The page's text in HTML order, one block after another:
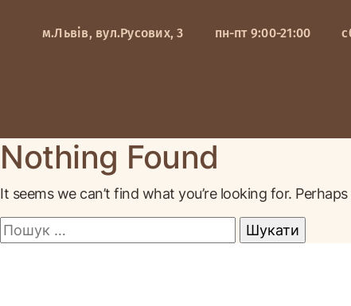
м.Львів, вул.Русових, 3 пн-пт 9:00-21:00
Nothing Found
It seems we can’t find what you’re looking for.
Пошук: